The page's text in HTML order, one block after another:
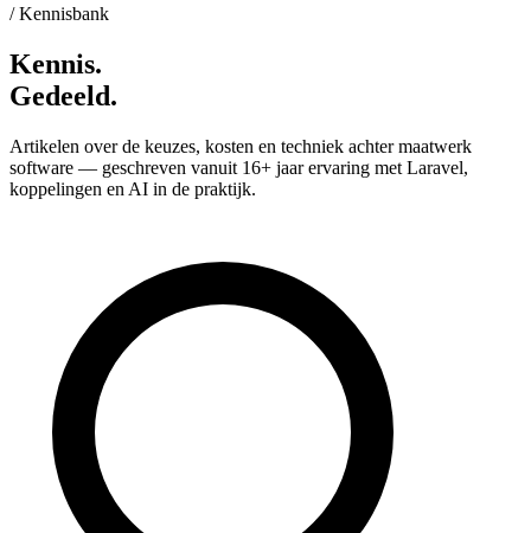
/ Kennisbank
Kennis.
Gedeeld.
Artikelen over de keuzes, kosten en techniek achter maatwerk
software — geschreven vanuit 16+ jaar ervaring met Laravel,
koppelingen en AI in de praktijk.